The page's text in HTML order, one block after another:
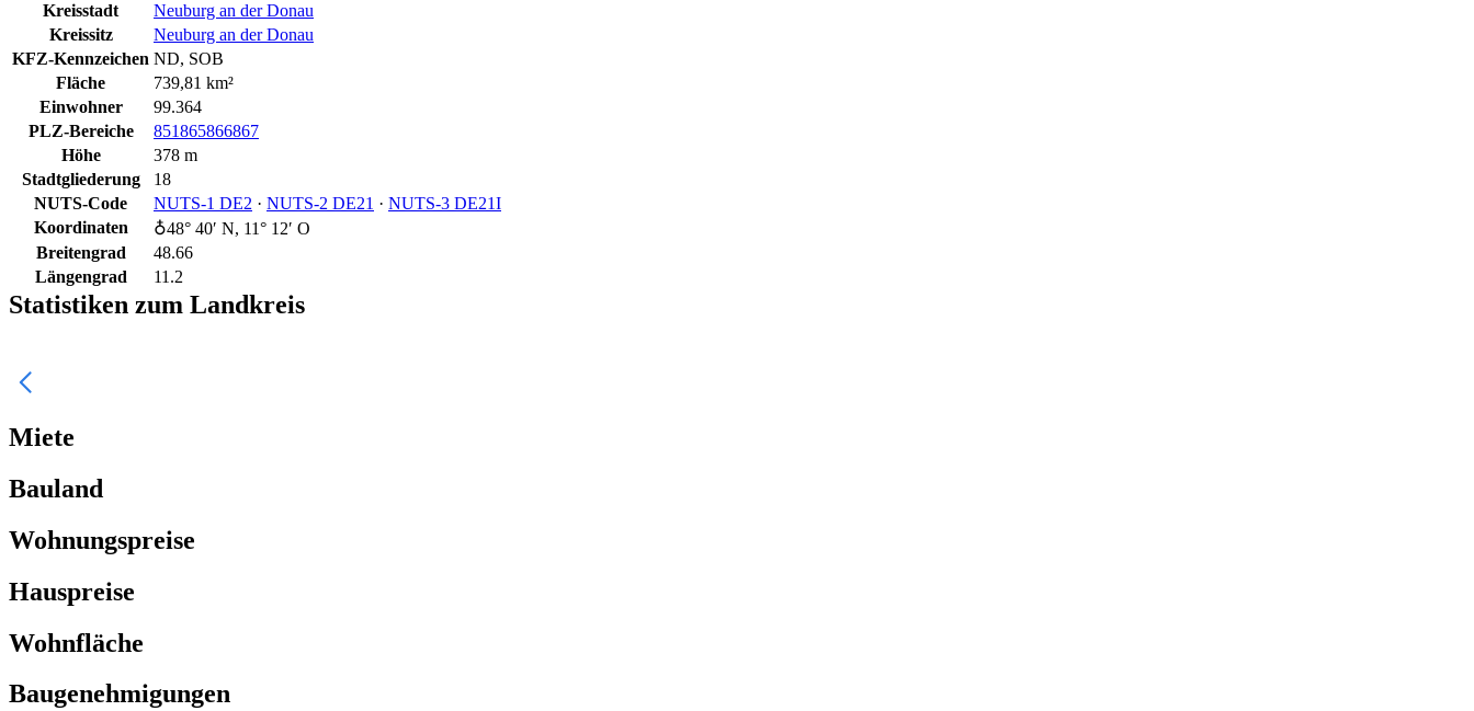
Kreisstadt
Neuburg an der Donau
Kreissitz
Neuburg an der Donau
KFZ-Kennzeichen ND, SOB
Fläche
739,81 km²
Einwohner
99.364
PLZ-Bereiche
851865866867
Höhe
378 m
Stadtgliederung
18
NUTS-Code
NUTS‑1 DE2 · NUTS‑2 DE21 · NUTS‑3 DE21I
Koordinaten
♁48° 40′ N, 11° 12′ O
Breitengrad
48.66
Längengrad
11.2
Statistiken zum Landkreis
Miete
Bauland
Wohnungspreise
Hauspreise
Wohnfläche
Baugenehmigungen